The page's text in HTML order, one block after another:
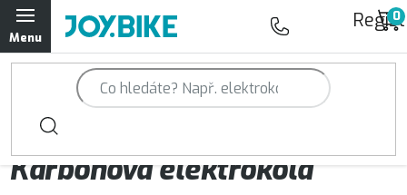
Přejít
na
obsah
Trailová kola Qayron
Horská kola Qayron
Dámská horská kola Qayron
Karbonová elektrokola